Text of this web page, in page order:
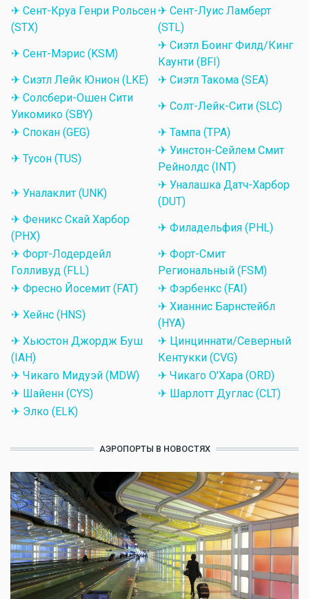
✈ Сент-Круа Генри Рольсен
(STX)
✈ Сент-Луис Ламберт
(STL)
✈ Сент-Мэрис (KSM)
✈ Сиэтл Боинг Филд/Кинг
Каунти (BFI)
✈ Сиэтл Лейк Юнион (LKE)
✈ Сиэтл Такома (SEA)
✈ Солсбери-Ошен Сити
Уикомико (SBY)
✈ Солт-Лейк-Сити (SLC)
✈ Спокан (GEG)
✈ Тампа (TPA)
✈ Тусон (TUS)
✈ Уинстон-Сейлем Смит
Рейнолдс (INT)
✈ Уналаклит (UNK)
✈ Уналашка Датч-Харбор
(DUT)
✈ Феникс Скай Харбор
(PHX)
✈ Филадельфия (PHL)
✈ Форт-Лодердейл
Голливуд (FLL)
✈ Форт-Смит
Региональный (FSM)
✈ Фресно Йосемит (FAT)
✈ Фэрбенкс (FAI)
✈ Хейнс (HNS)
✈ Хианнис Барнстейбл
(HYA)
✈ Хьюстон Джордж Буш
(IAH)
✈ Цинциннати/Северный
Кентукки (CVG)
✈ Чикаго Мидуэй (MDW)
✈ Чикаго О'Хара (ORD)
✈ Шайенн (CYS)
✈ Шарлотт Дуглас (CLT)
✈ Элко (ELK)
АЭРОПОРТЫ В НОВОСТЯХ